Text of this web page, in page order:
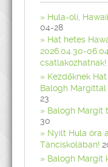
Hula-oli,
04-28
Hat hetes
2026.04.30-
csatlakozhatnak!
Kezdőknek
Balogh Margittal
23
Balogh Margit
30
Nyílt Hula óra
Tánciskolában!
Balogh Margit